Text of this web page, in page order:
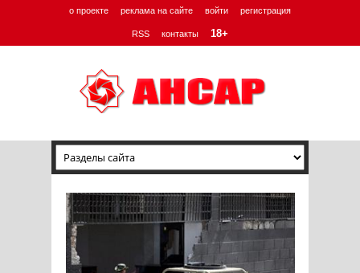
о проекте реклама на сайте войти регистрация
RSS контакты 18+